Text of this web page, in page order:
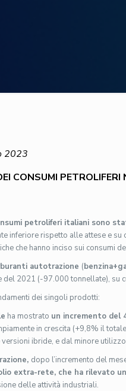
2023
CONSUMI PETROLIFERI
petroliferi italiani sono
inferiore rispetto alle attese e
che hanno inciso sui consumi
autotrazione (
del 2021 (-97.000 tonnellate), su
dei singoli prodotti:
ha mostrato un incremento del
in crescita (+9,8% il
ibride, e dal minore
dopo l’incremento del
extra-rete, che ha rilevato
delle attività industriali.